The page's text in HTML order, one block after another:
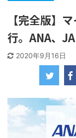
【完全版】
行。ANA、
2020年9月16日